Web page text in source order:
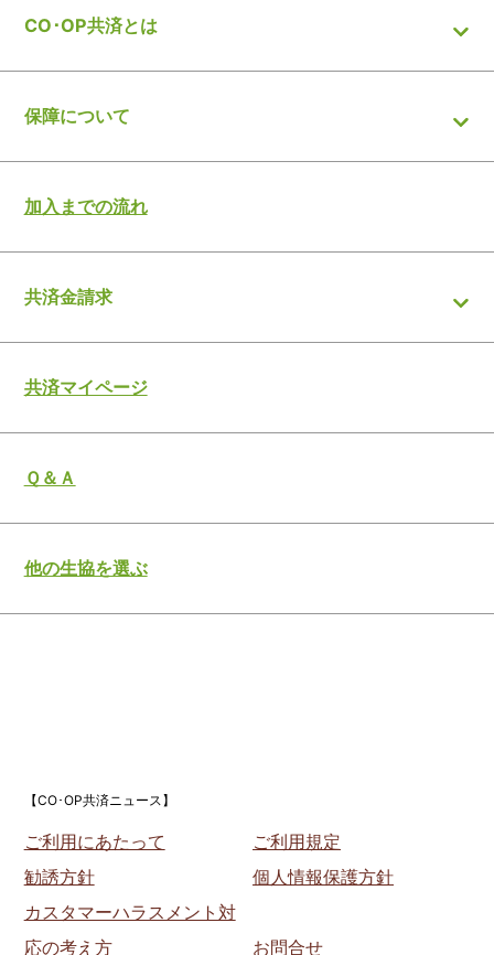
CO･OP共済とは
保障について
加入までの流れ
共済金請求
共済マイページ
Ｑ＆Ａ
他の生協を選ぶ
【CO･OP共済ニュース】
ご利用にあたって
ご利用規定
勧誘方針
個人情報保護方針
カスタマーハラスメント対
応の考え方
お問合せ